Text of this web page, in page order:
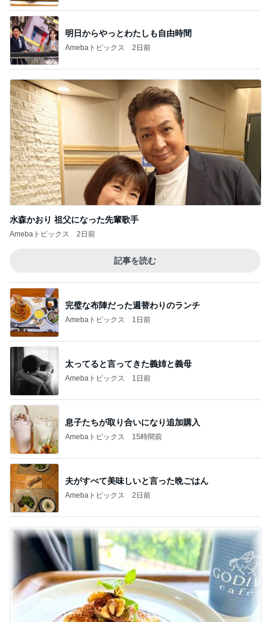
明日からやっとわたしも自由時間
Amebaトピックス 2日前
水森かおり 祖父になった先輩歌手
Amebaトピックス 2日前
記事を読む
完璧な布陣だった週替わりのランチ
Amebaトピックス 1日前
太ってると言ってきた義姉と義母
Amebaトピックス 1日前
息子たちが取り合いになり追加購入
Amebaトピックス 15時間前
夫がすべて美味しいと言った晩ごはん
Amebaトピックス 2日前